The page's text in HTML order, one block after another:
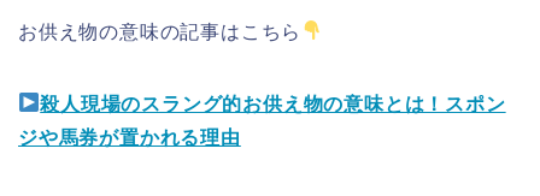
お供え物の意味の記事はこちら
殺人現場のスラング的お供え物の意味とは！スポン
ジや馬券が置かれる理由